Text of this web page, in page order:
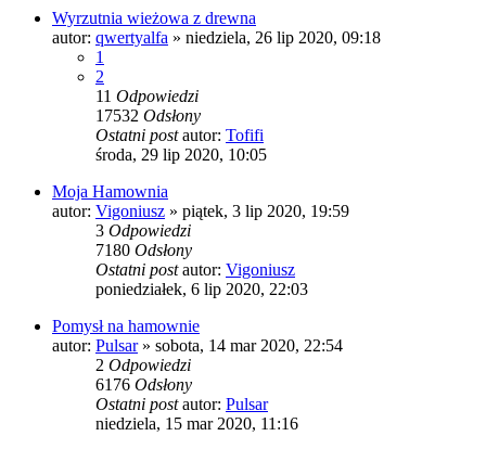
Wyrzutnia wieżowa z drewna
autor: qwertyalfa » niedziela, 26 lip 2020, 09:18
1
2
11 Odpowiedzi
17532 Odsłony
Ostatni postautor: Tofifi
środa, 29 lip 2020, 10:05
Moja Hamownia
autor: Vigoniusz » piątek, 3 lip 2020, 19:59
3 Odpowiedzi
7180 Odsłony
Ostatni postautor: Vigoniusz
poniedziałek, 6 lip 2020, 22:03
Pomysł na hamownie
autor: Pulsar» sobota, 14 mar 2020, 22:54
2 Odpowiedzi
6176 Odsłony
Ostatni postautor: Pulsar
niedziela, 15 mar 2020, 11:16